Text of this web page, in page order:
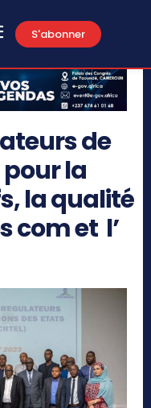
S'abonner
de
pour la
la qualité
com et l’